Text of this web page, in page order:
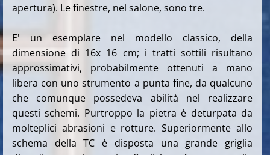
apertura). Le finestre, nel salone, sono tre.
E' un esemplare nel modello classico, della
dimensione di 16x 16 cm; i tratti sottili risultano
approssimativi, probabilmente ottenuti a mano
libera con uno strumento a punta fine, da qualcuno
che comunque possedeva abilità nel realizzare
questi schemi. Purtroppo la pietra è deturpata da
molteplici abrasioni e rotture. Superiormente allo
schema della TC è disposta una grande griglia